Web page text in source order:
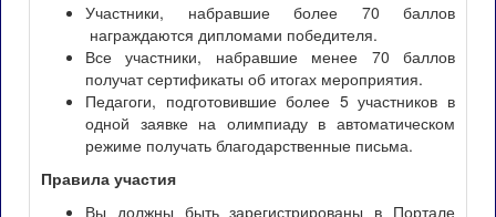
Участники, набравшие более 70 баллов
награждаются дипломами победителя.
Все участники, набравшие менее 70 баллов
получат сертификаты об итогах мероприятия.
Педагоги, подготовившие более 5 участников в
одной заявке на олимпиаду в автоматическом
режиме получать благодарственные письма.
Правила участия
Вы должны быть зарегистрированы в Портале